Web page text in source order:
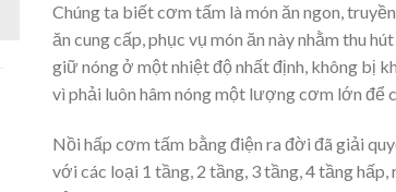
Chúng ta biết cơm tấm là món ăn ngon,
ăn cung cấp, phục vụ món ăn này nhằm thu
giữ nóng ở một nhiệt độ nhất định, không bị
vì phải luôn hâm nóng một lượng cơm lớn để
Nồi hấp cơm tấm bằng điện ra đời đã giải
với các loại 1 tầng, 2 tầng, 3 tầng, 4 tầng